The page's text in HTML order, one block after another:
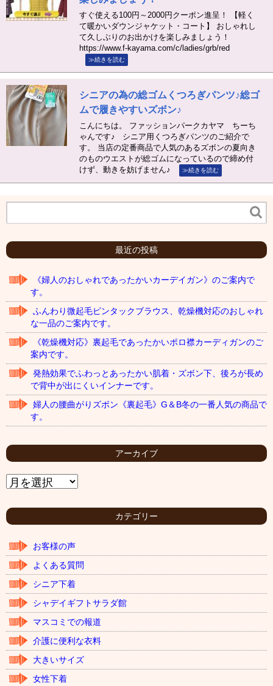
すぐ使える100円～2000円クーポン進呈！ 【軽く
て暖かいダウンジャケット・コート】 おしゃれし
て久しぶりのお出かけを楽しみましょう！
https://www.f-kayama.com/c/ladies/grb/red
≫続きを読む
シニアの為の総ゴムくつろぎパンツ♪総ゴ
ムで履きやすいズボン♪
こんにちは。 ファッションパークカヤマ ちーち
ゃんです♪ シニア用くつろぎパンツのご紹介で
す。 当店の定番商品で人気のあるズボンの夏向き
のものウエストが総ゴムになっているので締め付
けず、動きを妨げません♪
≫続きを読む
最近の投稿
《婦人のおしゃれであったかいカーデイガン》のご案内で
す。
ふんわり微起毛ピンタックブラウス、乾燥機対応のおしゃれ
な一品のご案内です。
《乾燥機対応》裏起毛であったかいポロ襟カーディガンのご
案内です。
発熱効果でふわっとあったかい肌着・ズボン下、後ろが長め
で背中が出にくいインナーです。
婦人の腰曲がりズボン《裏起毛》G＆B冬の一番人気の商品で
す。
アーカイブ
ア
ー
イ
カテゴリー
お客様の声
よくある質問
シニア下着
シャデイギフトサラダ館
マスコミでの報道
介護に便利な衣料
大きいサイズ
女性下着